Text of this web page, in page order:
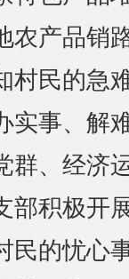
农产品销
村民的急
实事、解
群、经济
部积极开
民的忧心